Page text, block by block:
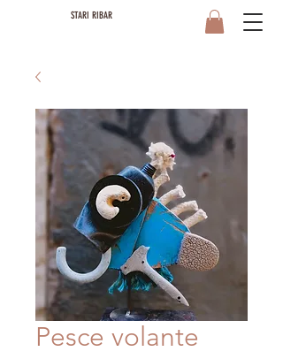
STARI RIBAR
Pesce volante